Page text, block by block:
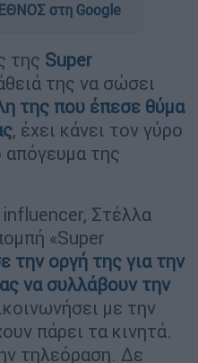
στη Google
της Super
της να σώσει
της που έπεσε θύμα
, έχει κάνει τον γύρο
απόγευμα της
Στέλλα
«Super
την οργή της για την
να συλλάβουν την
με την
πάρει τα κινητά.
τηλεόραση. Δε